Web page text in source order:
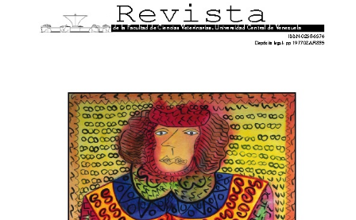
Barra
lateral
artículo